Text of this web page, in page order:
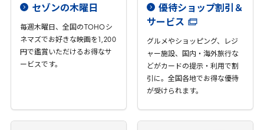
セゾンの木曜日
毎週木曜日、全国の TOHOシ
ネマズでお好きな映画を
,200
円で鑑賞いただけるお得なサ
ービスです。
優待ショップ割引＆
サービス
グルメやショッピング、レジ
ャー施設、国内・海外旅行な
どがカードの提示・利用で割
引に。全国各地でお得な優待
が受けられます。